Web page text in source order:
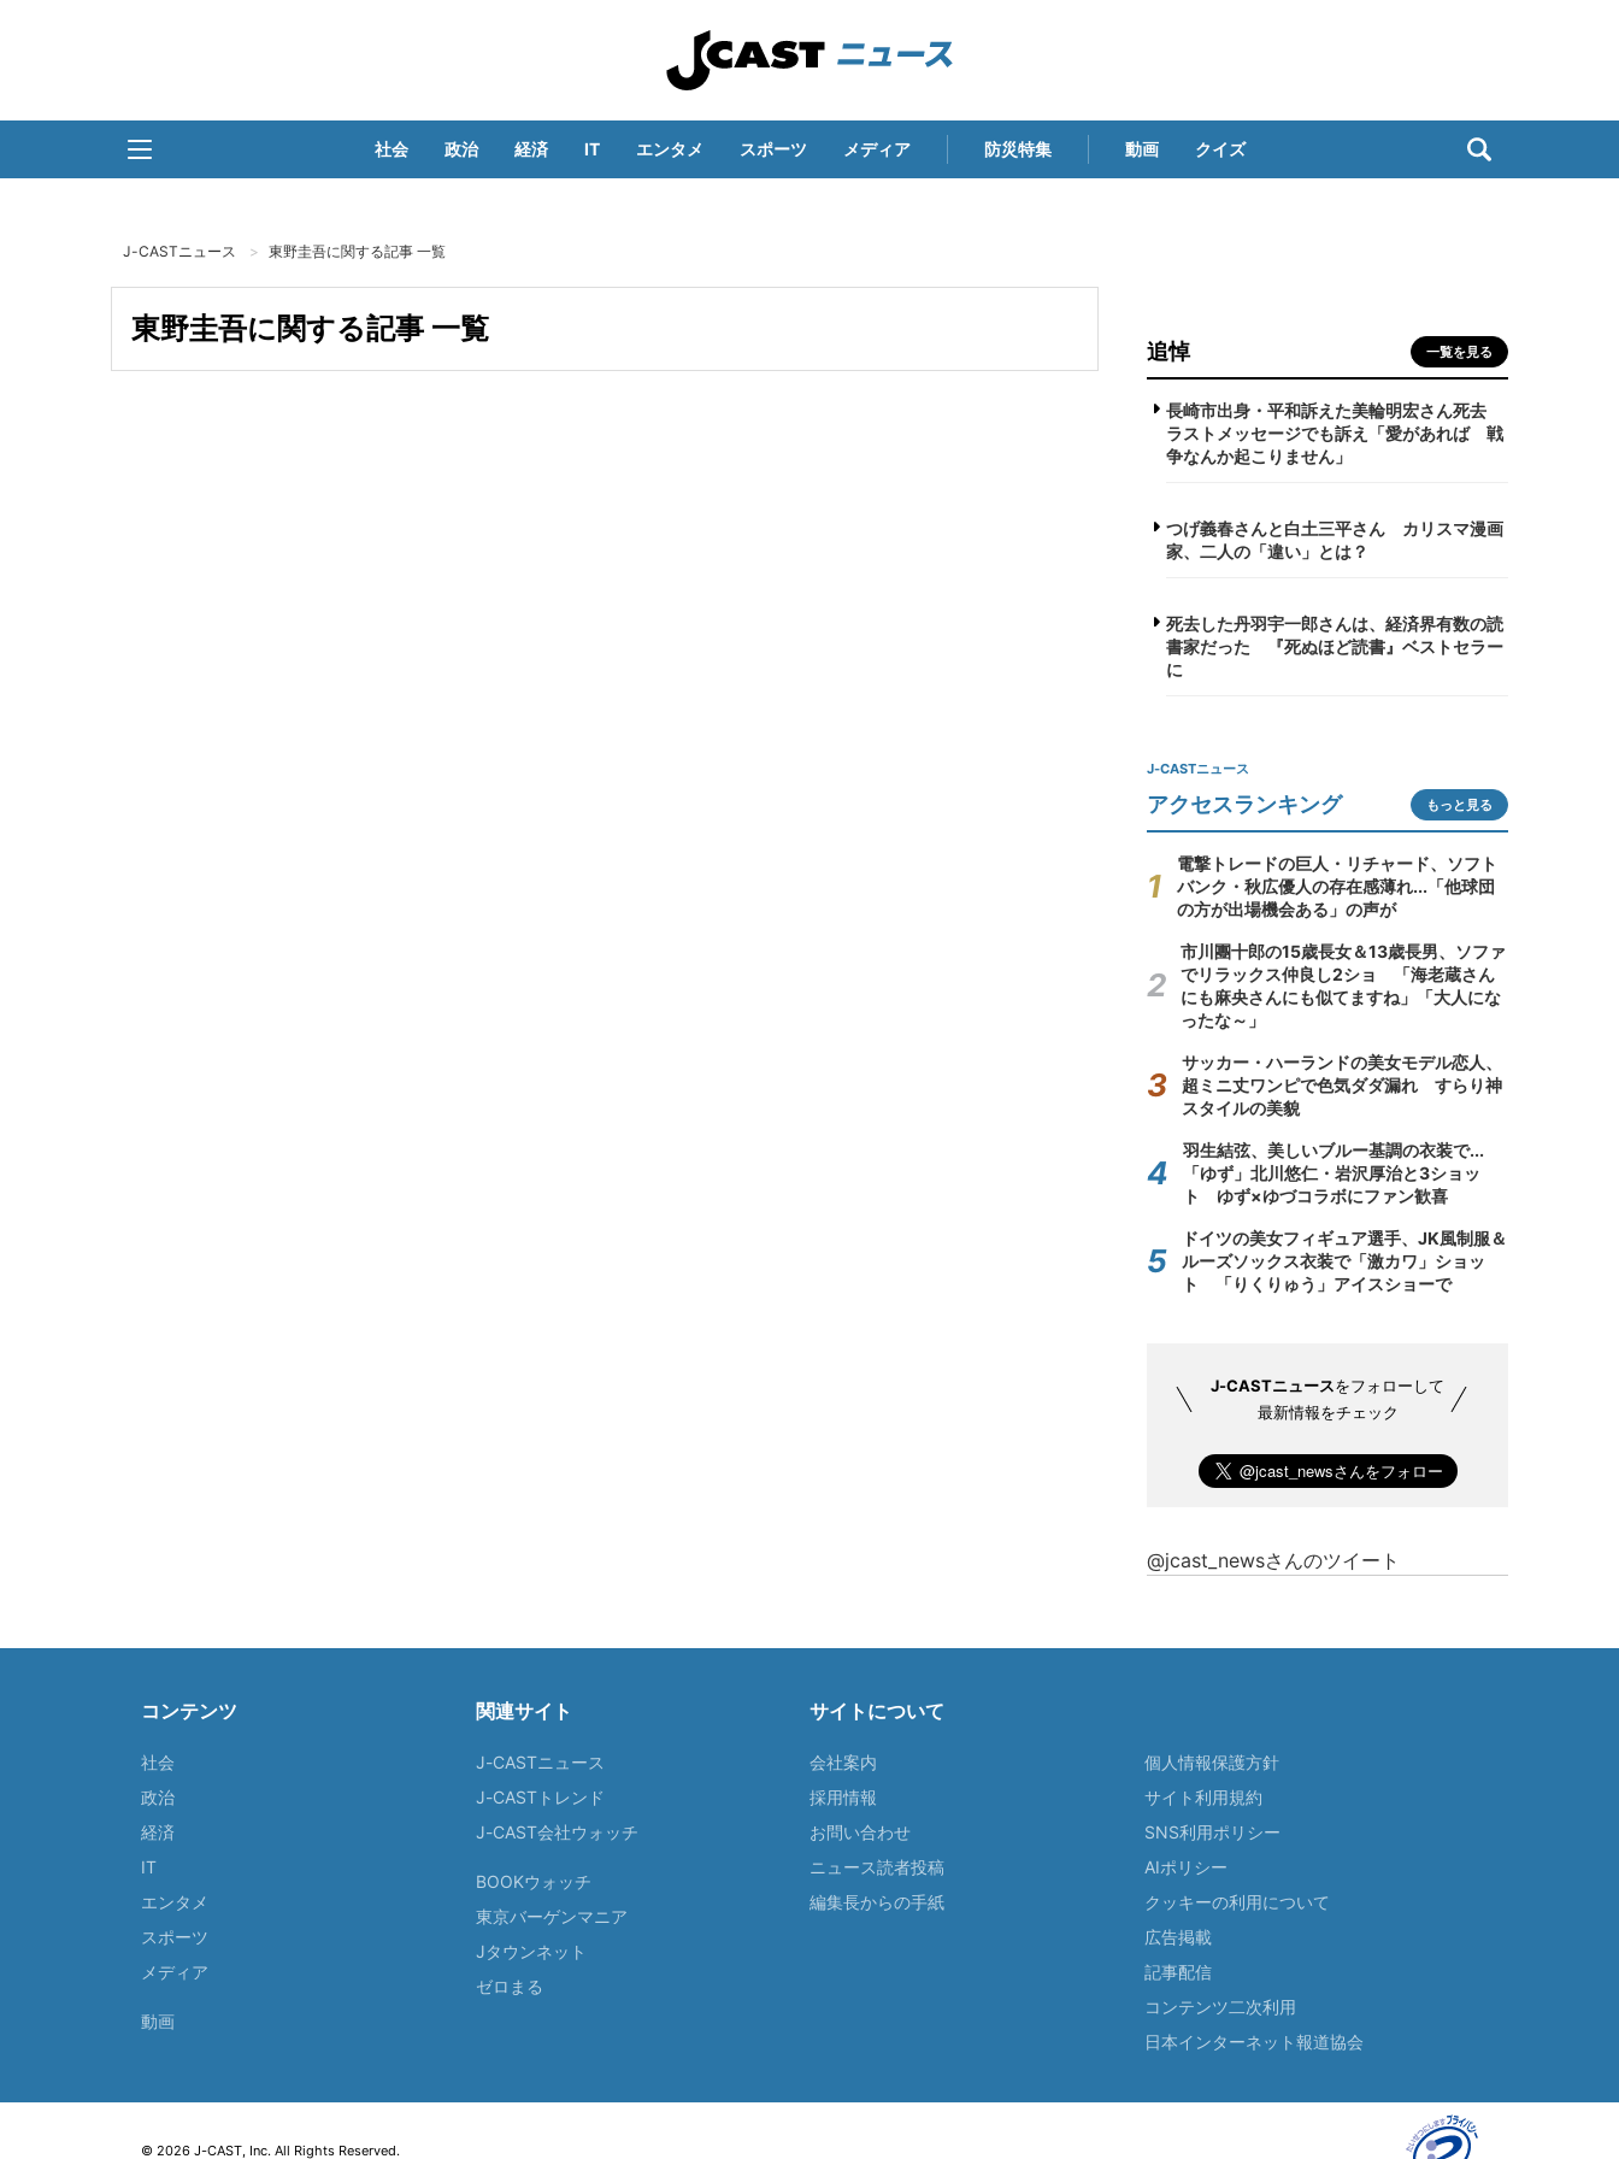
社会 政治 経済 IT エンタメ スポーツ メディア 防災特集 動画 クイズ
J-CASTニュース 東野圭吾に関する記事 一覧
東野圭吾に関する記事 一覧
追悼 一覧を見る
長崎市出身・平和訴えた美輪明宏さん死去
ラストメッセージでも訴え「愛があれば 戦
争なんか起こりません」
つげ義春さんと白土三平さん カリスマ漫画
家、二人の「違い」とは？
死去した丹羽宇一郎さんは、経済界有数の読
書家だった 『死ぬほど読書』ベストセラー
に
J-CASTニュース
アクセスランキング もっと見る
電撃トレードの巨人・リチャード、ソフト
バンク・秋広優人の存在感薄れ...「他球団
の方が出場機会ある」の声が
市川團十郎の15歳長女＆13歳長男、ソファ
でリラックス仲良し2ショ 「海老蔵さん
にも麻央さんにも似てますね」「大人にな
ったな～」
サッカー・ハーランドの美女モデル恋人、
超ミニ丈ワンピで色気ダダ漏れ すらり神
スタイルの美貌
羽生結弦、美しいブルー基調の衣装で...
「ゆず」北川悠仁・岩沢厚治と3ショッ
ト ゆず×ゆづコラボにファン歓喜
ドイツの美女フィギュア選手、JK風制服＆
ルーズソックス衣装で「激カワ」ショッ
ト 「りくりゅう」アイスショーで
J-CASTニュースをフォローして
最新情報をチェック
@jcast_newsさんのツイート
コンテンツ
社会
政治
経済
IT
エンタメ
スポーツ
メディア
動画
関連サイト
J-CASTニュース
J-CASTトレンド
J-CAST会社ウォッチ
BOOKウォッチ
東京バーゲンマニア
Jタウンネット
ゼロまる
サイトについて
会社案内
採用情報
お問い合わせ
ニュース読者投稿
編集長からの手紙
個人情報保護方針
サイト利用規約
SNS利用ポリシー
AIポリシー
クッキーの利用について
広告掲載
記事配信
コンテンツ二次利用
日本インターネット報道協会
© 2026 J-CAST, Inc. All Rights Reserved.